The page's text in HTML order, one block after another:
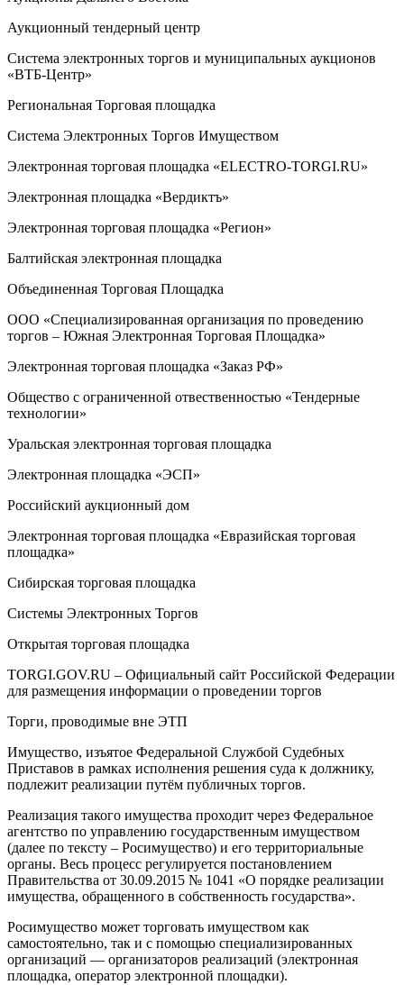
Аукционный тендерный центр
Система электронных торгов и муниципальных аукционов
«ВТБ-Центр»
Региональная Торговая площадка
Система Электронных Торгов Имуществом
Электронная торговая площадка «ELECTRO-TORGI.RU»
Электронная площадка «Вердиктъ»
Электронная торговая площадка «Регион»
Балтийская электронная площадка
Объединенная Торговая Площадка
ООО «Специализированная организация по проведению
торгов – Южная Электронная Торговая Площадка»
Электронная торговая площадка «Заказ РФ»
Oбщество с ограниченной отвественностью «Тендерные
технологии»
Уральская электронная торговая площадка
Электронная площадка «ЭСП»
Российский аукционный дом
Электронная торговая площадка «Евразийская торговая
площадка»
Сибирская торговая площадка
Системы Электронных Торгов
Открытая торговая площадка
TORGI.GOV.RU – Официальный сайт Российской Федерации
для размещения информации о проведении торгов
Торги, проводимые вне ЭТП
Имущество, изъятое Федеральной Службой Судебных
Приставов в рамках исполнения решения суда к должнику,
подлежит реализации путём публичных торгов.
Реализация такого имущества проходит через Федеральное
агентство по управлению государственным имуществом
(далее по тексту – Росимущество) и его территориальные
органы. Весь процесс регулируется постановлением
Правительства от 30.09.2015 № 1041 «О порядке реализации
имущества, обращенного в собственность государства».
Росимущество может торговать имуществом как
самостоятельно, так и с помощью специализированных
организаций — организаторов реализаций (электронная
площадка, оператор электронной площадки).